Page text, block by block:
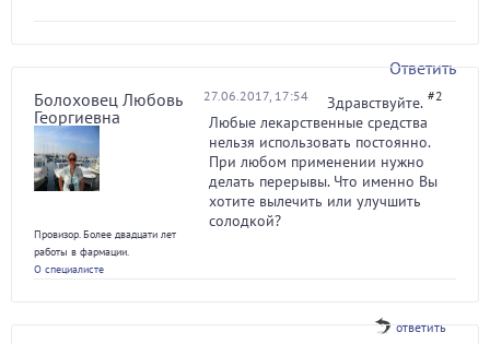
Ответить
Болоховец Любовь
Георгиевна
Провизор. Более двадцати лет
работы в фармации.
О специалисте
27.06.2017, 17:54 #2
Здравствуйте.
Любые лекарственные средства
нельзя использовать постоянно.
При любом применении нужно
делать перерывы. Что именно Вы
хотите вылечить или улучшить
солодкой?
ответить